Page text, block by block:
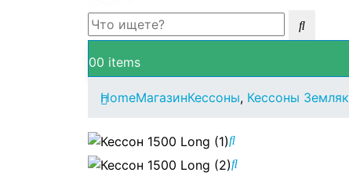
00 items
HomeМагазинКессоны, Кессоны Земляк